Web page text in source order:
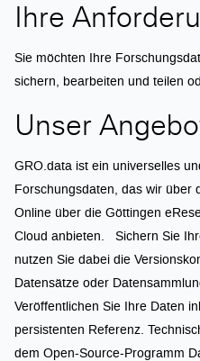
Ihre
Sie möchten Ihre
sichern, bearbeiten und teilen
Unser
GRO.data ist ein universelles
Forschungsdaten, das wir über
Online über die Göttingen
Cloud anbieten. Sichern Sie
nutzen Sie dabei die
Datensätze oder
Veröffentlichen Sie Ihre Daten
persistenten Referenz.
dem Open-Source-Programm